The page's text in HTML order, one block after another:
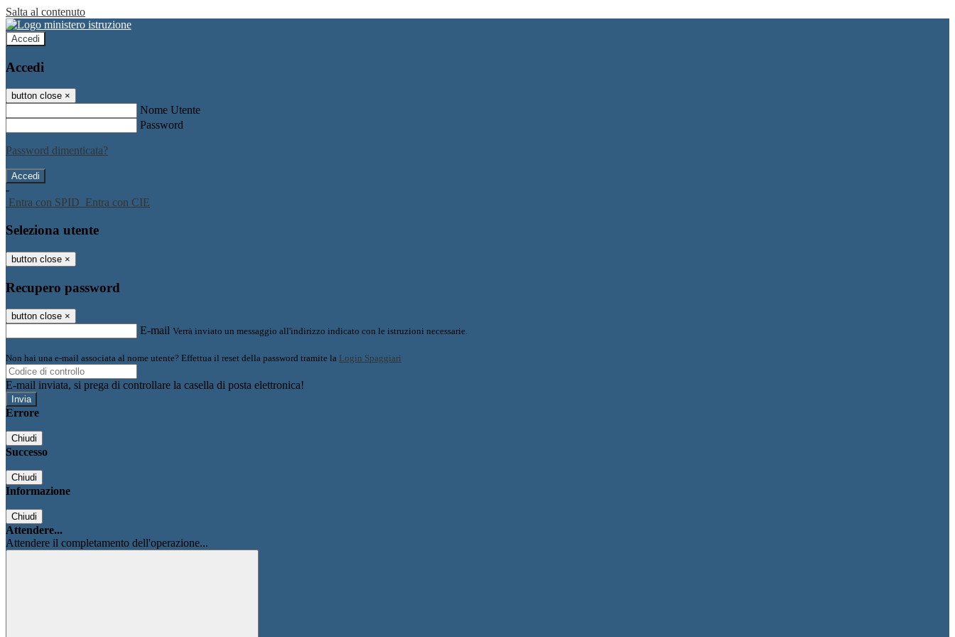
Salta al contenuto
Accedi
Accedi
button close ×
Nome Utente
Password
Password dimenticata?
-
Entra con SPID Entra con CIE
Seleziona utente
button close ×
Recupero password
button close ×
E-mail Verrà inviato un messaggio all'indirizzo indicato con le istruzioni necessarie.
Non hai una e-mail associata al nome utente? Effettua il reset della password tramite la Login Spaggiari
E-mail inviata, si prega di controllare la casella di posta elettronica!
Errore
Chiudi
Successo
Chiudi
Informazione
Chiudi
Attendere...
Attendere il completamento dell'operazione...